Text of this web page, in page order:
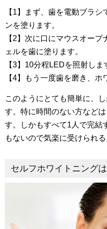
【1】まず、歯を電動ブラ
ンを塗ります。
【2】次に口にマウスオー
ェルを歯に塗ります。
【3】10分程LEDを照射しま
【4】もう一度歯を磨き、ホ
このようにとても簡単に、
す。特に時間のない方など
す。しかもすべて1人で完結
もないので気楽に受けられ
セルフホワイトニング